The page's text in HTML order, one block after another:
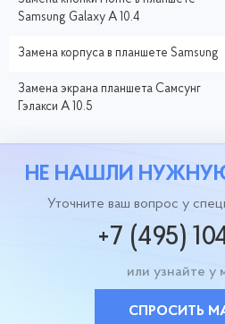
Samsung Galaxy A 10.4
Замена корпуса в планшете Samsung
Замена экрана планшета Самсунг
Гэлакси A 10.5
НЕ НАШЛИ
Уточните ваш вопрос у
+7 (495)
или узнайте у
СПРОСИТЬ